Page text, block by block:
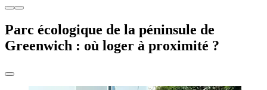
Parc écologique de la péninsule de
Greenwich : où loger à proximité ?